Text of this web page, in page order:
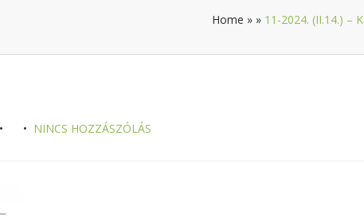
Home » » 11-2024. (II.14.) –
NINCS HOZZÁSZÓLÁS